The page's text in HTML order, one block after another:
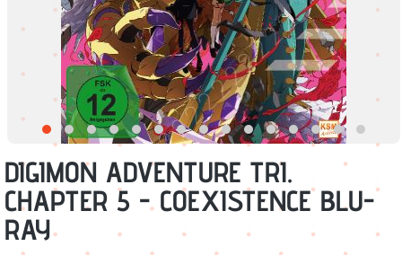
DIGIMON ADVENTURE TRI.
CHAPTER 5 - COEXISTENCE BLU-
RAY